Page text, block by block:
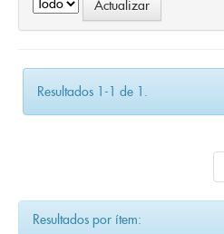
Resultados 1-1 de 1.
Resultados por ítem: